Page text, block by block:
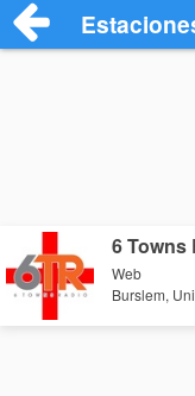
6 Towns
Web
Burslem,